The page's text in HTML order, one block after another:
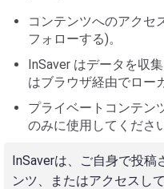
コンテンツへのアクセ
フォローする)。
InSaver はデータを収
はブラウザ経由でロー
プライベートコンテン
のみに使用してくださ
InSaverは、ご自身で投稿
ンツ、またはアクセスし